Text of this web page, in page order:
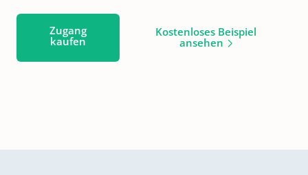
Zugang
kaufen
Kostenloses Beispiel
ansehen